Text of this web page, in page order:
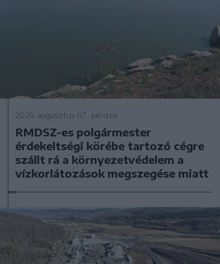
2026. augusztus 07., péntek
RMDSZ-es polgármester
érdekeltségi körébe tartozó cégre
szállt rá a környezetvédelem a
vízkorlátozások megszegése miatt